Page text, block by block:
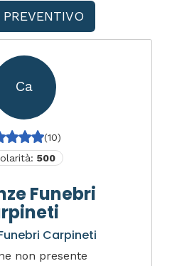
Ca
(10)
500
Funebri
Carpineti
non presente